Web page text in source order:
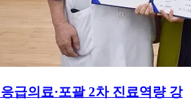
급의료·포괄 2차 진료역량 강